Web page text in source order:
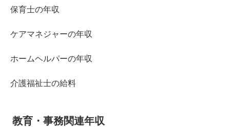
保育士の年収
ケアマネジャーの年収
ホームヘルパーの年収
介護福祉士の給料
教育・事務関連年収